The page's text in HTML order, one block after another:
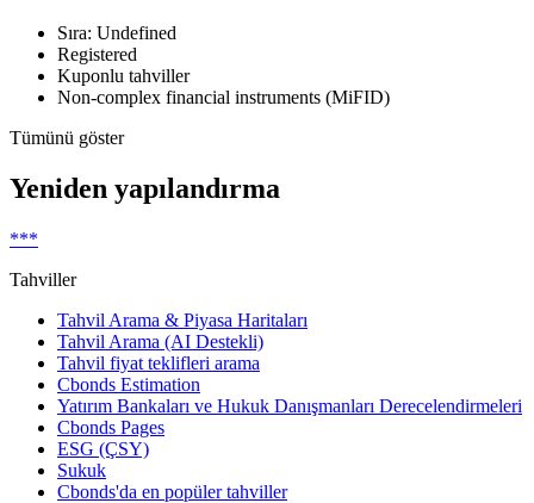
Sıra: Undefined
Registered
Kuponlu tahviller
Non-complex financial instruments (MiFID)
Tümünü göster
Yeniden yapılandırma
***
Tahviller
Tahvil Arama & Piyasa Haritaları
Tahvil Arama (AI Destekli)
Tahvil fiyat teklifleri arama
Cbonds Estimation
Yatırım Bankaları ve Hukuk Danışmanları Derecelendirmeleri
Cbonds Pages
ESG (ÇSY)
Sukuk
Cbonds'da en popüler tahviller